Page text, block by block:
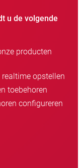
u de volgende
producten
opstellen
toebehoren
configureren